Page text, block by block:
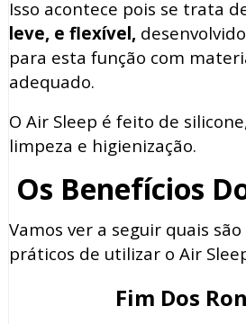
Isso acontece pois se trata
leve, e flexível,
para esta função com
adequado.
O Air Sleep é feito de
limpeza e higienização.
Os Benefícios
Vamos ver a seguir quais
práticos de utilizar o Air
Fim Dos